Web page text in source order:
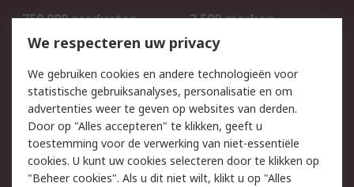
750.000 producten
2.500 merken
Bestellen
Inkoopoplossingen
Track & Trace
Wettelijk
Cookiebeleid
Email veiligheid
Privacybeleid
Websitevoorwaarden
We respecteren uw privacy
We gebruiken cookies en andere technologieën voor
statistische gebruiksanalyses, personalisatie en om
advertenties weer te geven op websites van derden.
Door op "Alles accepteren" te klikken, geeft u
toestemming voor de verwerking van niet-essentiële
cookies. U kunt uw cookies selecteren door te klikken op
"Beheer cookies". Als u dit niet wilt, klikt u op "Alles